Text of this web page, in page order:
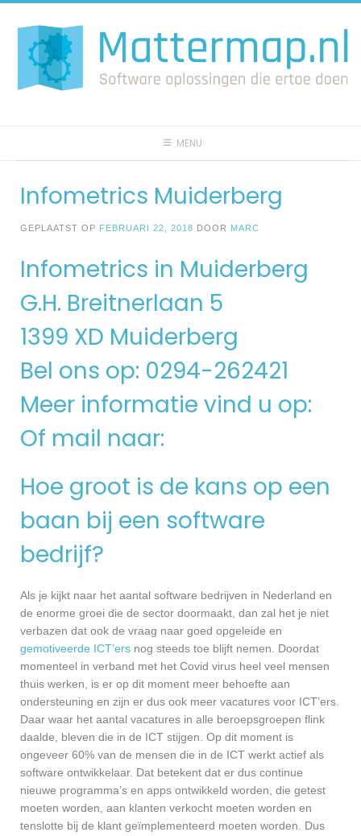
naar
inhoud
MENU
Infometrics Muiderberg
GEPLAATST OP FEBRUARI 22, 2018 DOOR MARC
Infometrics in Muiderberg
G.H. Breitnerlaan 5
1399 XD Muiderberg
Bel ons op: 0294-262421
Meer informatie vind u op:
Of mail naar:
Hoe groot is de kans op een
baan bij een software
bedrijf?
Als je kijkt naar het aantal software bedrijven in Nederland en
de enorme groei die de sector doormaakt, dan zal het je niet
verbazen dat ook de vraag naar goed opgeleide en
gemotiveerde ICT’ers nog steeds toe blijft nemen. Doordat
momenteel in verband met het Covid virus heel veel mensen
thuis werken, is er op dit moment meer behoefte aan
ondersteuning en zijn er dus ook meer vacatures voor ICT’ers.
Daar waar het aantal vacatures in alle beroepsgroepen flink
daalde, bleven die in de ICT stijgen. Op dit moment is
ongeveer 60% van de mensen die in de ICT werkt actief als
software ontwikkelaar. Dat betekent dat er dus continue
nieuwe programma’s en apps ontwikkeld worden, die getest
moeten worden, aan klanten verkocht moeten worden en
tenslotte bij de klant geïmplementeerd moeten worden. Dus